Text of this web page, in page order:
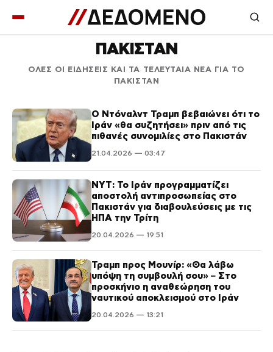
ΠΑΚΙΣΤΑΝ
ΟΛΕΣ ΟΙ ΕΙΔΗΣΕΙΣ ΚΑΙ ΤΑ ΤΕΛΕΥΤΑΙΑ ΝΕΑ ΓΙΑ ΤΟ
ΠΑΚΙΣΤΑΝ
Ο Ντόναλντ Τραμπ βεβαιώνει ότι το
Ιράν «θα συζητήσει» πριν από τις
πιθανές συνομιλίες στο Πακιστάν
21.04.2026 — 03:47
NYT: Το Ιράν προγραμματίζει
αποστολή αντιπροσωπείας στο
Πακιστάν για διαβουλεύσεις με τις
ΗΠΑ την Τρίτη
20.04.2026 — 19:51
Τραμπ προς Μουνίρ: «Θα λάβω
υπόψη τη συμβουλή σου» – Στο
προσκήνιο η αναθεώρηση του
ναυτικού αποκλεισμού στο Ιράν
20.04.2026 — 13:21